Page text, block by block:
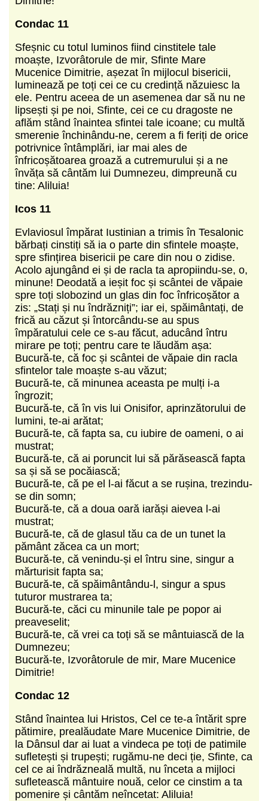
Condac 11
Sfeșnic cu totul luminos fiind cinstitele tale
moaște, Izvorâtorule de mir, Sfinte Mare
Mucenice Dimitrie, așezat în mijlocul bisericii,
luminează pe toți cei ce cu credință năzuiesc la
ele. Pentru aceea de un asemenea dar să nu ne
lipsești și pe noi, Sfinte, cei ce cu dragoste ne
aflăm stând înaintea sfintei tale icoane; cu multă
smerenie închinându-ne, cerem a fi feriți de orice
potrivnice întâmplări, iar mai ales de
înfricoșătoarea groază a cutremurului și a ne
învăța să cântăm lui Dumnezeu, dimpreună cu
tine: Aliluia!
Icos 11
Evlaviosul împărat Iustinian a trimis în Tesalonic
bărbați cinstiți să ia o parte din sfintele moaște,
spre sfințirea bisericii pe care din nou o zidise.
Acolo ajungând ei și de racla ta apropiindu-se, o,
minune! Deodată a ieșit foc și scântei de văpaie
spre toți slobozind un glas din foc înfricoșător a
zis: „Stați și nu îndrăzniți”; iar ei, spăimântați, de
frică au căzut și întorcându-se au spus
împăratului cele ce s-au făcut, aducând întru
mirare pe toți; pentru care te lă­udăm așa:
Bucură-te, că foc și scântei de văpaie din racla
sfintelor tale moaște s-au văzut;
Bucură-te, că minunea aceasta pe mulți i-a
îngrozit;
Bucură-te, că în vis lui Onisifor, aprinzătorului de
lumini, te-ai arătat;
Bucură-te, că fapta sa, cu iubire de oameni, o ai
mustrat;
Bucură-te, că ai poruncit lui să părăsească fapta
sa și să se pocăiască;
Bucură-te, că pe el l-ai făcut a se rușina, trezindu-
se din somn;
Bucură-te, că a doua oară iarăși aievea l-ai
mustrat;
Bucură-te, că de glasul tău ca de un tunet la
pământ zăcea ca un mort;
Bucură-te, că venindu-și el întru sine, singur a
mărturisit fapta sa;
Bucură-te, că spăimântându-l, singur a spus
tuturor mustrarea ta;
Bucură-te, căci cu minunile tale pe popor ai
preaveselit;
Bucură-te, că vrei ca toți să se mântuiască de la
Dumnezeu;
Bucură-te, Izvorâtorule de mir, Mare Mucenice
Dimitrie!
Condac 12
Stând înaintea lui Hristos, Cel ce te-a întărit spre
pătimire, prealăudate Mare Mucenice Dimitrie, de
la Dânsul dar ai luat a vindeca pe toți de patimile
sufletești și trupești; rugămu-ne deci ție, Sfinte, ca
cel ce ai îndrăzneală multă, nu înceta a mijloci
sufletească mântuire nouă, celor ce cinstim a ta
pomenire și cântăm neîncetat: Aliluia!